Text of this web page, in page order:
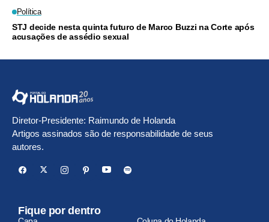
Política
STJ decide nesta quinta futuro de Marco Buzzi na Corte após
acusações de assédio sexual
Diretor-Presidente: Raimundo de Holanda
Artigos assinados são de responsabilidade de seus
autores.
Fique por dentro